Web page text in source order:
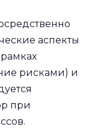
аспекты
рисками) и
при